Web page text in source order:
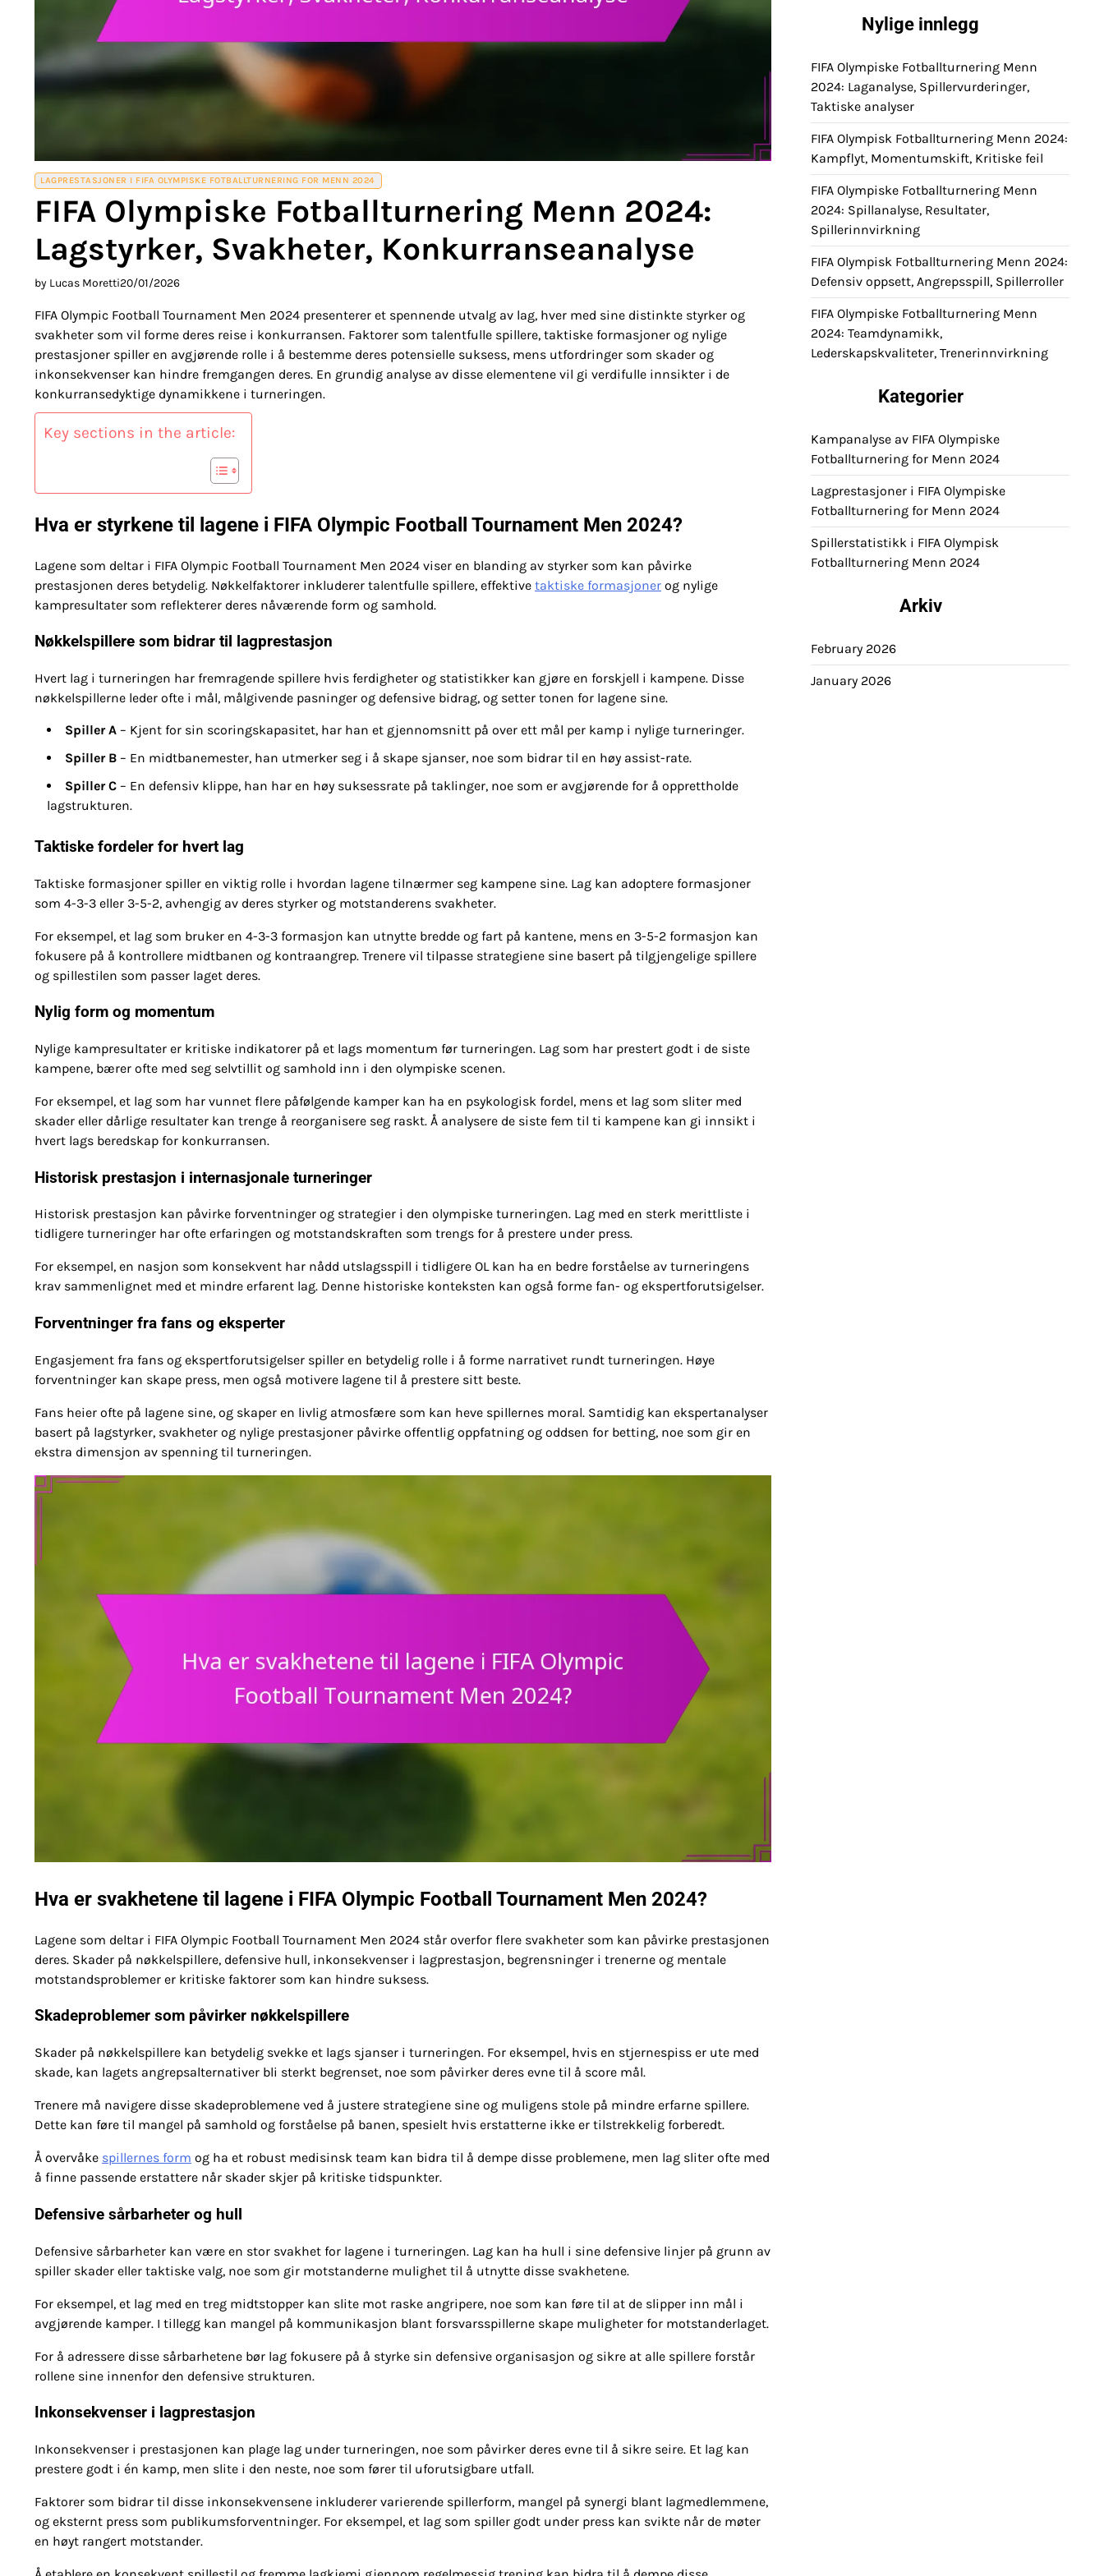
LAGPRESTASJONER I FIFA OLYMPISKE FOTBALLTURNERING FOR MENN 2024
FIFA Olympiske Fotballturnering Menn 2024:
Lagstyrker, Svakheter, Konkurranseanalyse
by Lucas Moretti20/01/2026
FIFA Olympic Football Tournament Men 2024 presenterer et spennende utvalg av lag, hver med sine distinkte styrker og
svakheter som vil forme deres reise i konkurransen. Faktorer som talentfulle spillere, taktiske formasjoner og nylige
prestasjoner spiller en avgjørende rolle i å bestemme deres potensielle suksess, mens utfordringer som skader og
inkonsekvenser kan hindre fremgangen deres. En grundig analyse av disse elementene vil gi verdifulle innsikter i de
konkurransedyktige dynamikkene i turneringen.
Key sections in the article:
Hva er styrkene til lagene i FIFA Olympic Football Tournament Men 2024?
Lagene som deltar i FIFA Olympic Football Tournament Men 2024 viser en blanding av styrker som kan påvirke
prestasjonen deres betydelig. Nøkkelfaktorer inkluderer talentfulle spillere, effektive taktiske formasjoner og nylige
kampresultater som reflekterer deres nåværende form og samhold.
Nøkkelspillere som bidrar til lagprestasjon
Hvert lag i turneringen har fremragende spillere hvis ferdigheter og statistikker kan gjøre en forskjell i kampene. Disse
nøkkelspillerne leder ofte i mål, målgivende pasninger og defensive bidrag, og setter tonen for lagene sine.
Spiller A – Kjent for sin scoringskapasitet, har han et gjennomsnitt på over ett mål per kamp i nylige turneringer.
Spiller B – En midtbanemester, han utmerker seg i å skape sjanser, noe som bidrar til en høy assist-rate.
Spiller C – En defensiv klippe, han har en høy suksessrate på taklinger, noe som er avgjørende for å opprettholde
lagstrukturen.
Taktiske fordeler for hvert lag
Taktiske formasjoner spiller en viktig rolle i hvordan lagene tilnærmer seg kampene sine. Lag kan adoptere formasjoner
som 4-3-3 eller 3-5-2, avhengig av deres styrker og motstanderens svakheter.
For eksempel, et lag som bruker en 4-3-3 formasjon kan utnytte bredde og fart på kantene, mens en 3-5-2 formasjon kan
fokusere på å kontrollere midtbanen og kontraangrep. Trenere vil tilpasse strategiene sine basert på tilgjengelige spillere
og spillestilen som passer laget deres.
Nylig form og momentum
Nylige kampresultater er kritiske indikatorer på et lags momentum før turneringen. Lag som har prestert godt i de siste
kampene, bærer ofte med seg selvtillit og samhold inn i den olympiske scenen.
For eksempel, et lag som har vunnet flere påfølgende kamper kan ha en psykologisk fordel, mens et lag som sliter med
skader eller dårlige resultater kan trenge å reorganisere seg raskt. Å analysere de siste fem til ti kampene kan gi innsikt i
hvert lags beredskap for konkurransen.
Historisk prestasjon i internasjonale turneringer
Historisk prestasjon kan påvirke forventninger og strategier i den olympiske turneringen. Lag med en sterk merittliste i
tidligere turneringer har ofte erfaringen og motstandskraften som trengs for å prestere under press.
For eksempel, en nasjon som konsekvent har nådd utslagsspill i tidligere OL kan ha en bedre forståelse av turneringens
krav sammenlignet med et mindre erfarent lag. Denne historiske konteksten kan også forme fan- og ekspertforutsigelser.
Forventninger fra fans og eksperter
Engasjement fra fans og ekspertforutsigelser spiller en betydelig rolle i å forme narrativet rundt turneringen. Høye
forventninger kan skape press, men også motivere lagene til å prestere sitt beste.
Fans heier ofte på lagene sine, og skaper en livlig atmosfære som kan heve spillernes moral. Samtidig kan ekspertanalyser
basert på lagstyrker, svakheter og nylige prestasjoner påvirke offentlig oppfatning og oddsen for betting, noe som gir en
ekstra dimensjon av spenning til turneringen.
Hva er svakhetene til lagene i FIFA Olympic Football Tournament Men 2024?
Lagene som deltar i FIFA Olympic Football Tournament Men 2024 står overfor flere svakheter som kan påvirke prestasjonen
deres. Skader på nøkkelspillere, defensive hull, inkonsekvenser i lagprestasjon, begrensninger i trenerne og mentale
motstandsproblemer er kritiske faktorer som kan hindre suksess.
Skadeproblemer som påvirker nøkkelspillere
Skader på nøkkelspillere kan betydelig svekke et lags sjanser i turneringen. For eksempel, hvis en stjernespiss er ute med
skade, kan lagets angrepsalternativer bli sterkt begrenset, noe som påvirker deres evne til å score mål.
Trenere må navigere disse skadeproblemene ved å justere strategiene sine og muligens stole på mindre erfarne spillere.
Dette kan føre til mangel på samhold og forståelse på banen, spesielt hvis erstatterne ikke er tilstrekkelig forberedt.
Å overvåke spillernes form og ha et robust medisinsk team kan bidra til å dempe disse problemene, men lag sliter ofte med
å finne passende erstattere når skader skjer på kritiske tidspunkter.
Defensive sårbarheter og hull
Defensive sårbarheter kan være en stor svakhet for lagene i turneringen. Lag kan ha hull i sine defensive linjer på grunn av
spiller skader eller taktiske valg, noe som gir motstanderne mulighet til å utnytte disse svakhetene.
For eksempel, et lag med en treg midtstopper kan slite mot raske angripere, noe som kan føre til at de slipper inn mål i
avgjørende kamper. I tillegg kan mangel på kommunikasjon blant forsvarsspillerne skape muligheter for motstanderlaget.
For å adressere disse sårbarhetene bør lag fokusere på å styrke sin defensive organisasjon og sikre at alle spillere forstår
rollene sine innenfor den defensive strukturen.
Inkonsekvenser i lagprestasjon
Inkonsekvenser i prestasjonen kan plage lag under turneringen, noe som påvirker deres evne til å sikre seire. Et lag kan
prestere godt i én kamp, men slite i den neste, noe som fører til uforutsigbare utfall.
Faktorer som bidrar til disse inkonsekvensene inkluderer varierende spillerform, mangel på synergi blant lagmedlemmene,
og eksternt press som publikumsforventninger. For eksempel, et lag som spiller godt under press kan svikte når de møter
en høyt rangert motstander.
Nylige innlegg
FIFA Olympiske Fotballturnering Menn
2024: Laganalyse, Spillervurderinger,
Taktiske analyser
FIFA Olympisk Fotballturnering Menn 2024:
Kampflyt, Momentumskift, Kritiske feil
FIFA Olympiske Fotballturnering Menn
2024: Spillanalyse, Resultater,
Spillerinnvirkning
FIFA Olympisk Fotballturnering Menn 2024:
Defensiv oppsett, Angrepsspill, Spillerroller
FIFA Olympiske Fotballturnering Menn
2024: Teamdynamikk,
Lederskapskvaliteter, Trenerinnvirkning
Kategorier
Kampanalyse av FIFA Olympiske
Fotballturnering for Menn 2024
Lagprestasjoner i FIFA Olympiske
Fotballturnering for Menn 2024
Spillerstatistikk i FIFA Olympisk
Fotballturnering Menn 2024
Arkiv
February 2026
January 2026